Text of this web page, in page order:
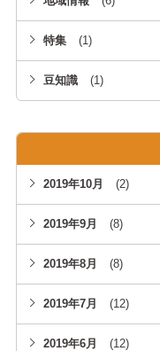
注意
点
特集 (1)
豆知識 (1)
2019年10月 (2)
2019年9月 (8)
2019年8月 (8)
2019年7月 (12)
2019年6月 (12)